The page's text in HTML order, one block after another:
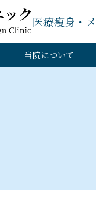
医療痩身・
当院について